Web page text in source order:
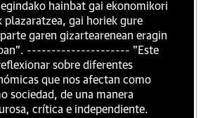
hainbat gai ekonomikori
plazaratzea, gai horiek gure
garen gizartearenean eragin
--------------------- "Este
sobre diferentes
que nos afectan como
sociedad, de una manera
crítica e independiente.